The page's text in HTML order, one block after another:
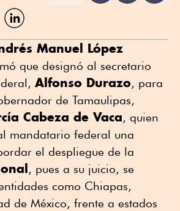
Compartir
por
Manuel López
que designó al secretario
Alfonso Durazo, para
de Tamaulipas,
Cabeza de Vaca, quien
mandatario federal una
el despliegue de la
, pues a su juicio, se
como Chiapas,
de México, frente a estados